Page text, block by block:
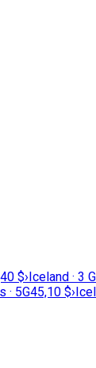
$›Iceland · 3
· 5G45,10 $›